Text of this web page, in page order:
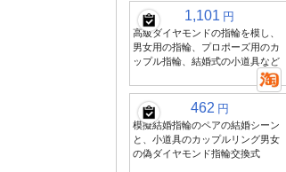
1,101 円
高級ダイヤモンドの指輪を模し、
男女用の指輪、プロポーズ用のカ
ップル指輪、結婚式の小道具など
462 円
模擬結婚指輪のペアの結婚シーン
と、小道具のカップルリング男女
の偽ダイヤモンド指輪交換式